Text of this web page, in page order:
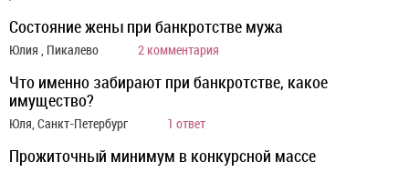
Состояние жены при банкротстве мужа
Юлия , Пикалево 2 комментария
Что именно забирают при банкротстве, какое
имущество?
Юля, Санкт-Петербург 1 ответ
Прожиточный минимум в конкурсной массе